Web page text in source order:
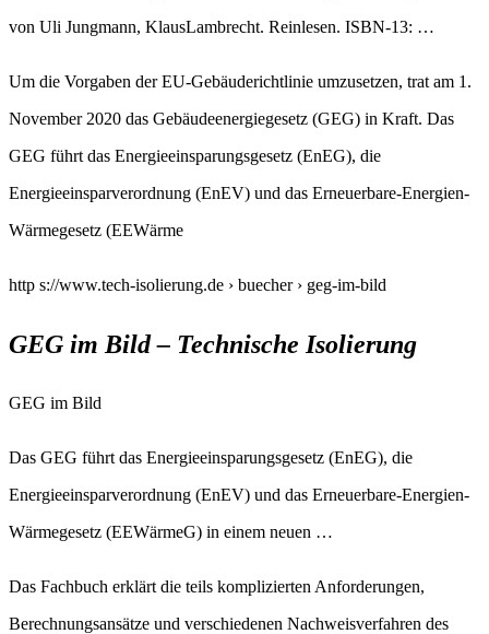
von Uli Jungmann, KlausLambrecht. Reinlesen. ISBN-13: …
Um die Vorgaben der EU-Gebäuderichtlinie umzusetzen, trat am 1.
November 2020 das Gebäudeenergiegesetz (GEG) in Kraft. Das
GEG führt das Energieeinsparungsgesetz (EnEG), die
Energieeinsparverordnung (EnEV) und das Erneuerbare-Energien-
Wärmegesetz (EEWärme
http s://www.tech-isolierung.de › buecher › geg-im-bild
GEG im Bild – Technische Isolierung
GEG im Bild
Das GEG führt das Energieeinsparungsgesetz (EnEG), die
Energieeinsparverordnung (EnEV) und das Erneuerbare-Energien-
Wärmegesetz (EEWärmeG) in einem neuen …
Das Fachbuch erklärt die teils komplizierten Anforderungen,
Berechnungsansätze und verschiedenen Nachweisverfahren des